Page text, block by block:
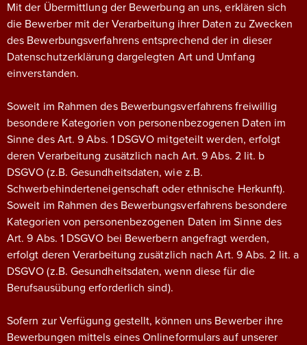
Mit der Übermittlung der Bewerbung an uns, erklären sich
die Bewerber mit der Verarbeitung ihrer Daten zu Zwecken
des Bewerbungsverfahrens entsprechend der in dieser
Datenschutzerklärung dargelegten Art und Umfang
einverstanden.
Soweit im Rahmen des Bewerbungsverfahrens freiwillig
besondere Kategorien von personenbezogenen Daten im
Sinne des Art. 9 Abs. 1 DSGVO mitgeteilt werden, erfolgt
deren Verarbeitung zusätzlich nach Art. 9 Abs. 2 lit. b
DSGVO (z.B. Gesundheitsdaten, wie z.B.
Schwerbehinderteneigenschaft oder ethnische Herkunft).
Soweit im Rahmen des Bewerbungsverfahrens besondere
Kategorien von personenbezogenen Daten im Sinne des
Art. 9 Abs. 1 DSGVO bei Bewerbern angefragt werden,
erfolgt deren Verarbeitung zusätzlich nach Art. 9 Abs. 2 lit. a
DSGVO (z.B. Gesundheitsdaten, wenn diese für die
Berufsausübung erforderlich sind).
Sofern zur Verfügung gestellt, können uns Bewerber ihre
Bewerbungen mittels eines Onlineformulars auf unserer